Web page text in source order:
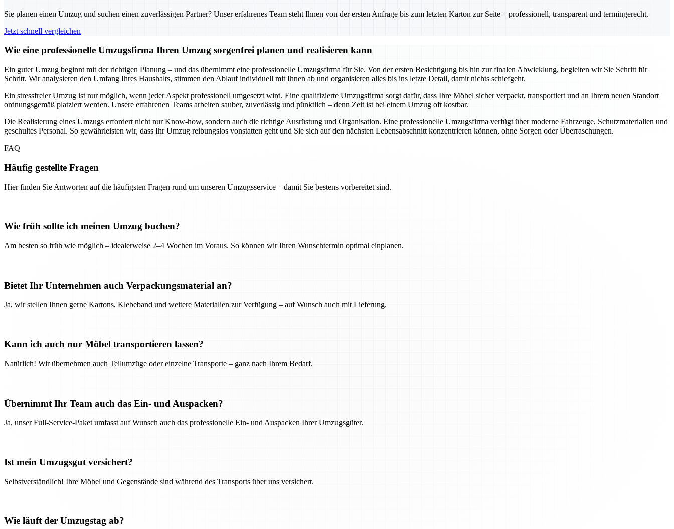
Sie planen einen Umzug und suchen einen zuverlässigen Partner? Unser erfahrenes Team steht Ihnen von der ersten Anfrage bis zum letzten Karton zur Seite – professionell, transparent und termingerecht.
Jetzt schnell vergleichen
Wie eine professionelle Umzugsfirma Ihren Umzug sorgenfrei planen und realisieren kann
Ein guter Umzug beginnt mit der richtigen Planung – und das übernimmt eine professionelle Umzugsfirma für Sie. Von der ersten Besichtigung bis hin zur finalen Abwicklung, begleiten wir Sie Schritt für
Schritt. Wir analysieren den Umfang Ihres Haushalts, stimmen den Ablauf individuell mit Ihnen ab und organisieren alles bis ins letzte Detail, damit nichts schiefgeht.
Ein stressfreier Umzug ist nur möglich, wenn jeder Aspekt professionell umgesetzt wird. Eine qualifizierte Umzugsfirma sorgt dafür, dass Ihre Möbel sicher verpackt, transportiert und an Ihrem neuen Standort
ordnungsgemäß platziert werden. Unsere erfahrenen Teams arbeiten sauber, zuverlässig und pünktlich – denn Zeit ist bei einem Umzug oft kostbar.
Die Realisierung eines Umzugs erfordert nicht nur Know-how, sondern auch die richtige Ausrüstung und Organisation. Eine professionelle Umzugsfirma verfügt über moderne Fahrzeuge, Schutzmaterialien und
geschultes Personal. So gewährleisten wir, dass Ihr Umzug reibungslos vonstatten geht und Sie sich auf den nächsten Lebensabschnitt konzentrieren können, ohne Sorgen oder Überraschungen.
FAQ
Häufig gestellte Fragen
Hier finden Sie Antworten auf die häufigsten Fragen rund um unseren Umzugsservice – damit Sie bestens vorbereitet sind.
Wie früh sollte ich meinen Umzug buchen?
Am besten so früh wie möglich – idealerweise 2–4 Wochen im Voraus. So können wir Ihren Wunschtermin optimal einplanen.
Bietet Ihr Unternehmen auch Verpackungsmaterial an?
Ja, wir stellen Ihnen gerne Kartons, Klebeband und weitere Materialien zur Verfügung – auf Wunsch auch mit Lieferung.
Kann ich auch nur Möbel transportieren lassen?
Natürlich! Wir übernehmen auch Teilumzüge oder einzelne Transporte – ganz nach Ihrem Bedarf.
Übernimmt Ihr Team auch das Ein- und Auspacken?
Ja, unser Full-Service-Paket umfasst auf Wunsch auch das professionelle Ein- und Auspacken Ihrer Umzugsgüter.
Ist mein Umzugsgut versichert?
Selbstverständlich! Ihre Möbel und Gegenstände sind während des Transports über uns versichert.
Wie läuft der Umzugstag ab?